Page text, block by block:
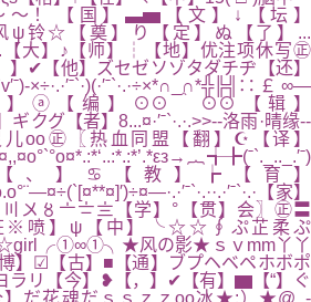
～！【国】▃▅【文】↓【坛】
ψ铃☆【奠】り【定】ぬ【了】...
【大】♪【师】┆【地】优注项休写㊣
】✔【他】ズセゼソゾタダチヂ【还】
￡∞—
名】ⓐ【编】⊙⊙＾⊙⊙【辑】
【者】8...¤·′ˉ`·.·.>>--洛雨·晴缘--
儿oо㊣〖热血同盟【翻】☪【译】
【、】♋【教】┢【育】
【家】
〤〥〦〧〨【学】°【贯】会〗㊣〓
喷】ψ【中】╰☆☆∮ぷ芷柔ぷ
风の影★ｓｖmm丫丫
】☑【古】■【通】ブプヘベペホボポ
ラリ【今】❥【，】✔【有】▆【“】ぐ
】だ花魂だｓｓｚｚоo冰★:）★@_-